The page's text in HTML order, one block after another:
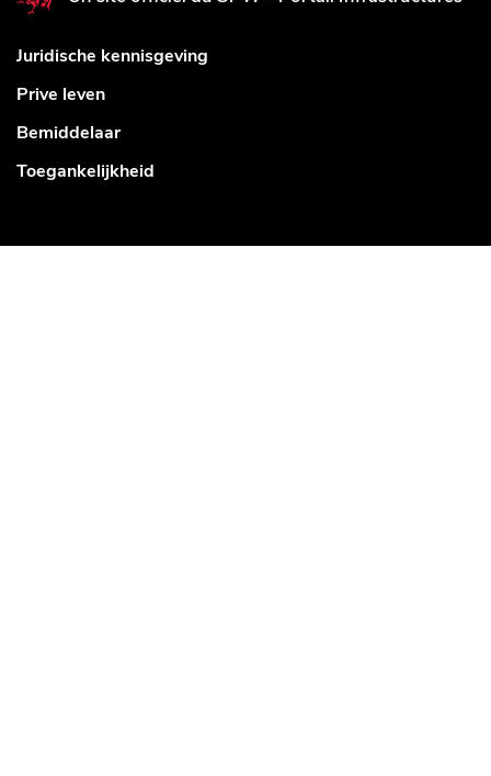
Juridische kennisgeving
Prive leven
Bemiddelaar
Toegankelijkheid